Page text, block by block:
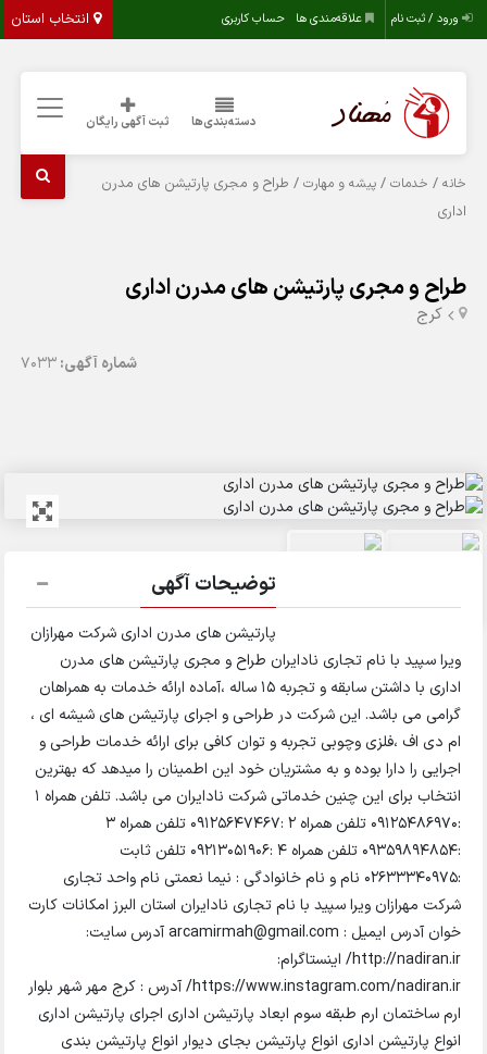
انتخاب استان ورود / ثبت نام علاقه‌مندی ها حساب کاربری
دسته‌بندی‌ها ثبت آگهی رایگان
خانه / خدمات /پیشه و مهارت / طراح و مجری پارتیشن های مدرن
اداری
طراح و مجری پارتیشن های مدرن اداری
کرج
شماره آگهی:7033
توضیحات آگهی
پارتیشن های مدرن اداری شرکت مهرازان
ویرا سپید با نام تجاری نادایران طراح و مجری پارتیشن های مدرن
اداری با داشتن سابقه و تجربه 15 ساله ،آماده ارائه خدمات به همراهان
گرامی می باشد. این شرکت در طراحی و اجرای پارتیشن های شیشه ای ،
ام دی اف ،فلزی وچوبی تجربه و توان کافی برای ارائه خدمات طراحی و
اجرایی را دارا بوده و به مشتریان خود این اطمینان را میدهد که بهترین
انتخاب برای این چنین خدماتی شرکت نادایران می باشد. تلفن همراه 1
:09125486970 تلفن همراه 2 :09125647467 تلفن همراه 3
:09359894854 تلفن همراه 4 :09213051906 تلفن ثابت
:02633340975 نام و نام خانوادگی : نیما نعمتی نام واحد تجاری
شرکت مهرازان ویرا سپید با نام تجاری نادایران استان البرز امکانات کارت
خوان آدرس ایمیل : arcamirmah@gmail.com آدرس سایت:
http://nadiran.ir/ اینستاگرام:
https://www.instagram.com/nadiran.ir/ آدرس : کرج مهر شهر بلوار
ارم ساختمان ارم طبقه سوم ابعاد پارتیشن اداری اجرای پارتیشن اداری
انواع پارتیشن اداری انواع پارتیشن بجای دیوار انواع پارتیشن بندی